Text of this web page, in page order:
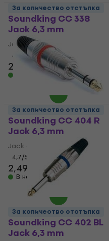
Soundking CC 338
Jack 6,3 mm
Jack 6,3 mm
4,6 /5
2,19 €
В наличност
За количество отстъпка
Soundking CC 404 R
Jack 6,3 mm
Jack 6,3 mm
4,7/5
2,49 €
В наличност
За количество отстъпка
Soundking CC 402 BL
Jack 6,3 mm
За количество отстъпка